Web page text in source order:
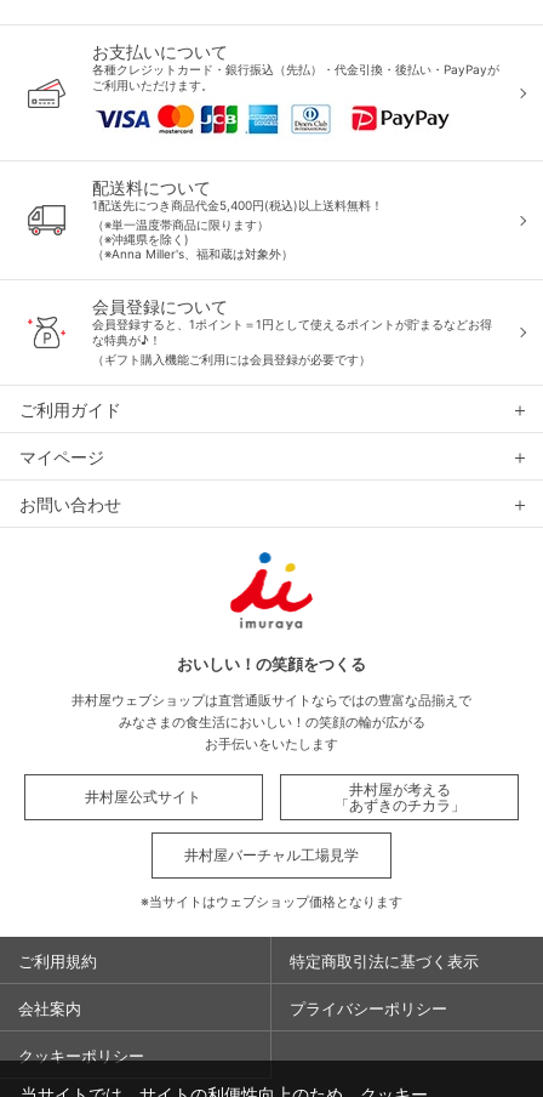
お支払いについて
各種クレジットカード・銀行振込（先払）・代金引換・後払い・PayPayが
ご利用いただけます。
配送料について
1配送先につき商品代金5,400円(税込)以上送料無料！
（※単一温度帯商品に限ります）
（※沖縄県を除く)
（※Anna Miller's、福和蔵は対象外）
会員登録について
会員登録すると、1ポイント＝1円として使えるポイントが貯まるなどお得
な特典が♪！
（ギフト購入機能ご利用には会員登録が必要です）
ご利用ガイド
マイページ
お問い合わせ
おいしい！の笑顔をつくる
井村屋ウェブショップは直営通販サイトならではの豊富な品揃えで
みなさまの食生活においしい！の笑顔の輪が広がる
お手伝いをいたします
井村屋公式サイト
井村屋が考える
「あずきのチカラ」
井村屋バーチャル工場見学
※当サイトはウェブショップ価格となります
ご利用規約 特定商取引法に基づく表示
会社案内 プライバシーポリシー
クッキーポリシー